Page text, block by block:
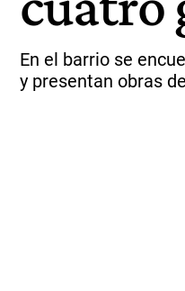
En el barrio se
y presentan obras